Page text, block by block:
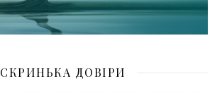
СКРИНЬКА ДОВІРИ